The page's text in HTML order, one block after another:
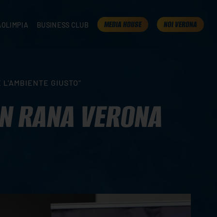
BUSINESS CLUB MEDIA HOUSE NOI VERONA
GIUSTO"
RANA VERONA